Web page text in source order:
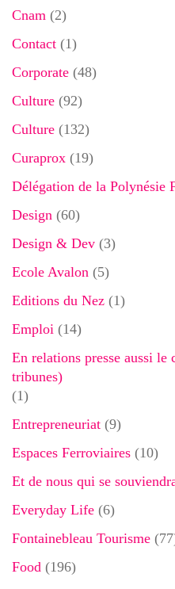
Cnam (2)
Contact (1)
Corporate (48)
Culture (92)
Culture (132)
Curaprox (19)
Délégation de la Polynésie
Design (60)
Design & Dev (3)
Ecole Avalon (5)
Editions du Nez (1)
Emploi (14)
En relations presse aussi
tribunes)
(1)
Entrepreneuriat (9)
Espaces Ferroviaires (10)
Et de nous qui se
Everyday Life (6)
Fontainebleau Tourisme
Food (196)